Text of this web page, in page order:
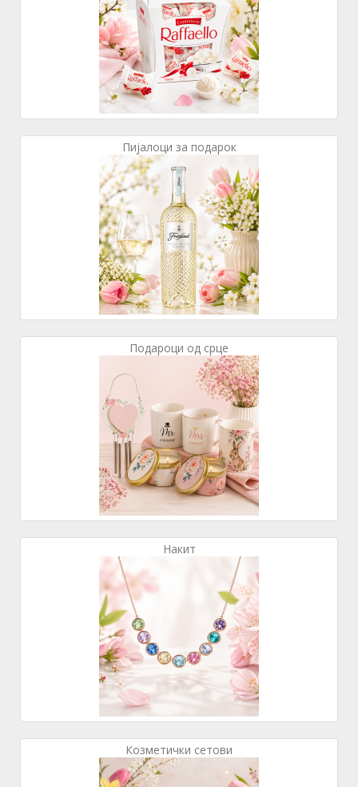
Пијалоци за подарок
Подароци од срце
Накит
Козметички сетови